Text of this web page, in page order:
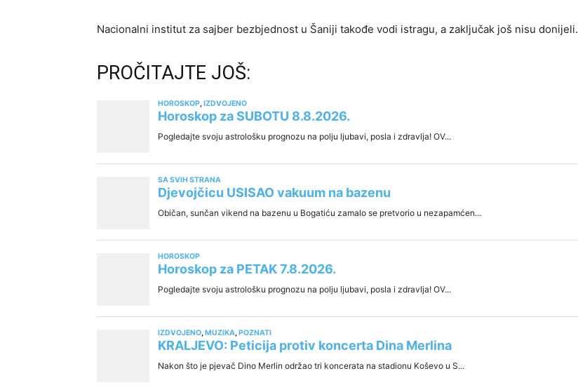
Nacionalni institut za sajber bezbjednost u Šaniji takođe vodi istragu, a zaključak još nisu donijeli.
PROČITAJTE JOŠ: